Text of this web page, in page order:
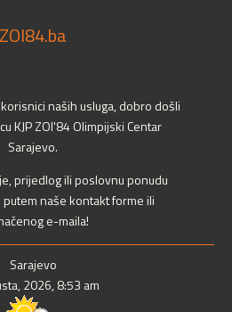
ZOI84.ba
naših usluga, dobro došli
KJP ZOI'84 Olimpijski Centar
Sarajevo.
prijedlog ili poslovnu ponudu
naše kontakt forme ili
e-maila!
Sarajevo
2026, 8:53 am